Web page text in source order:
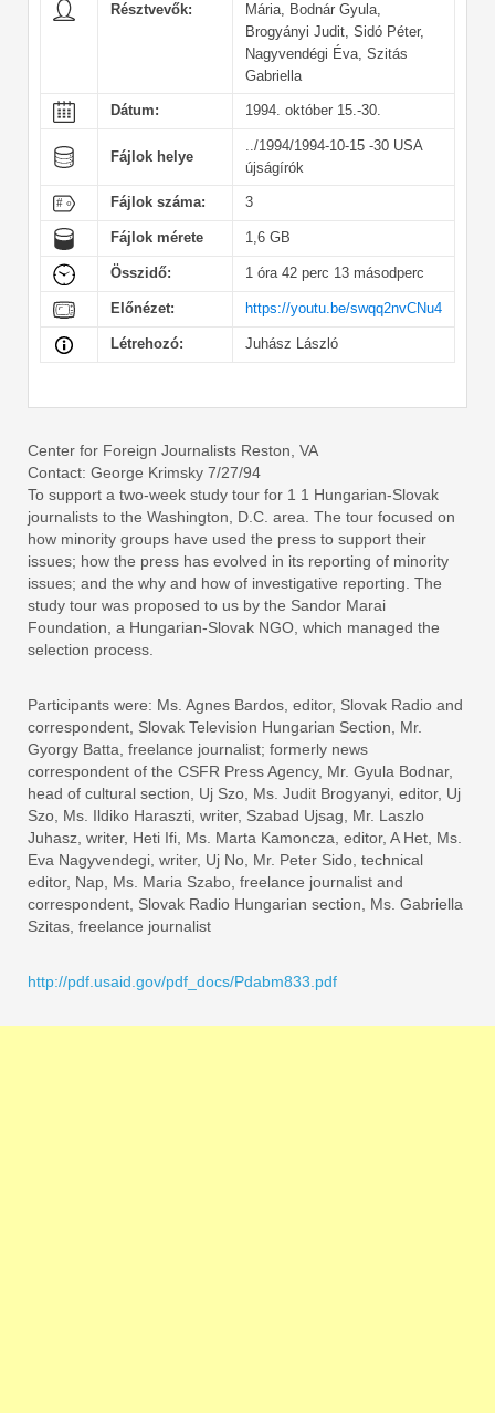
Résztvevők:
Mária, Bodnár Gyula,
Brogyányi Judit, Sidó Péter,
Nagyvendégi Éva, Szitás
Gabriella
Dátum: 1994. október 15.-30.
Fájlok helye
../1994/1994-10-15 -30 USA
újságírók
Fájlok száma: 3
Fájlok mérete 1,6 GB
Összidő: 1 óra 42 perc 13 másodperc
Előnézet: https://youtu.be/swqq2nvCNu4
Létrehozó: Juhász László
Center for Foreign Journalists Reston, VA
Contact: George Krimsky 7/27/94
To support a two-week study tour for 1 1 Hungarian-Slovak
journalists to the Washington, D.C. area. The tour focused on
how minority groups have used the press to support their
issues; how the press has evolved in its reporting of minority
issues; and the why and how of investigative reporting. The
study tour was proposed to us by the Sandor Marai
Foundation, a Hungarian-Slovak NGO, which managed the
selection process.
Participants were: Ms. Agnes Bardos, editor, Slovak Radio and
correspondent, Slovak Television Hungarian Section, Mr.
Gyorgy Batta, freelance journalist; formerly news
correspondent of the CSFR Press Agency, Mr. Gyula Bodnar,
head of cultural section, Uj Szo, Ms. Judit Brogyanyi, editor, Uj
Szo, Ms. Ildiko Haraszti, writer, Szabad Ujsag, Mr. Laszlo
Juhasz, writer, Heti Ifi, Ms. Marta Kamoncza, editor, A Het, Ms.
Eva Nagyvendegi, writer, Uj No, Mr. Peter Sido, technical
editor, Nap, Ms. Maria Szabo, freelance journalist and
correspondent, Slovak Radio Hungarian section, Ms. Gabriella
Szitas, freelance journalist
http://pdf.usaid.gov/pdf_docs/Pdabm833.pdf